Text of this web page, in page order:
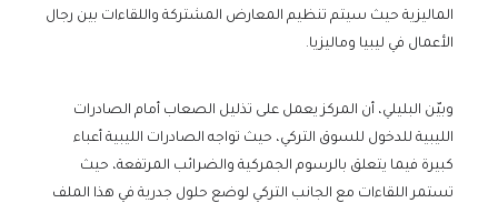
الماليزية حيث سيتم تنظيم المعارض المشتركة واللقاءات بين رجال
الأعمال في ليبيا وماليزيا.
وبيّن البليلي، أن المركز يعمل على تذليل الصعاب أمام الصادرات
الليبية للدخول للسوق التركي، حيث تواجه الصادرات الليبية أعباء
كبيرة فيما يتعلق بالرسوم الجمركية والضرائب المرتفعة، حيث
تستمر اللقاءات مع الجانب التركي لوضع حلول جدرية في هذا الملف